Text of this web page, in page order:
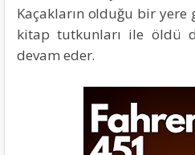
Kaçakların olduğu bir
kitap tutkunları ile öldü
devam eder.